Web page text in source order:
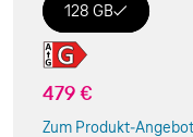
128 GB
479 €
Zum Produkt-